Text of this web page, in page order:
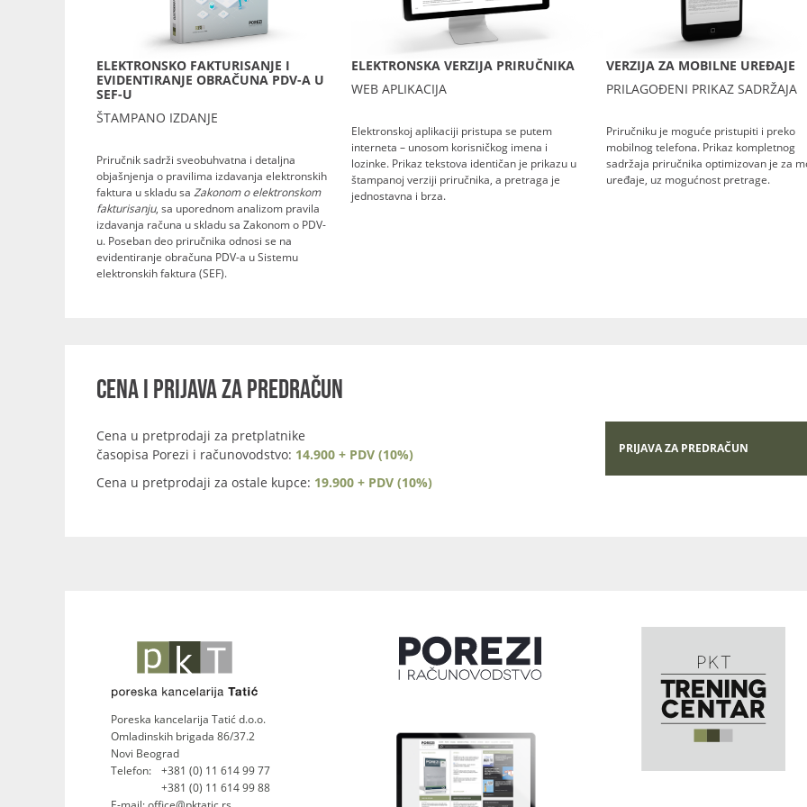
ELEKTRONSKO FAKTURISANJE I
EVIDENTIRANJE OBRAČUNA PDV-A U
SEF-U
ŠTAMPANO IZDANJE
Priručnik sadrži sveobuhvatna i detaljna
objašnjenja o pravilima izdavanja elektronskih
faktura u skladu sa Zakonom o elektronskom
fakturisanju, sa uporednom analizom pravila
izdavanja računa u skladu sa Zakonom o PDV-
u. Poseban deo priručnika odnosi se na
evidentiranje obračuna PDV-a u Sistemu
elektronskih faktura (SEF).
ELEKTRONSKA VERZIJA PRIRUČNIKA
WEB APLIKACIJA
Elektronskoj aplikaciji pristupa se putem
interneta – unosom korisničkog imena i
lozinke. Prikaz tekstova identičan je prikazu u
štampanoj verziji priručnika, a pretraga je
jednostavna i brza.
VERZIJA ZA MOBILNE UREĐAJE
PRILAGOĐENI PRIKAZ SADRŽAJA
Priručniku je moguće pristupiti i preko
mobilnog telefona. Prikaz kompletnog
sadržaja priručnika optimizovan je za
uređaje, uz mogućnost pretrage.
CENA I PRIJAVA ZA PREDRAČUN
Cena u pretprodaji za pretplatnike
časopisa Porezi i računovodstvo: 14.900 + PDV (10%)
Cena u pretprodaji za ostale kupce: 19.900 + PDV (10%)
PRIJAVA ZA PREDRAČUN
Poreska kancelarija Tatić d.o.o.
Omladinskih brigada 86/37.2
Novi Beograd
Telefon:
+381 (0) 11 614 99 77
+381 (0) 11 614 99 88